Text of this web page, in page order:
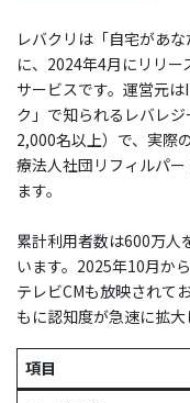
レバクリは「自宅があ
に、2024年4月にリリ
サービスです。運営元
ク」で知られるレバレ
2,000名以上）で、実際
療法人社団リフィルパ
ます。
累計利用者数は600万人
います。2025年10月か
テレビCMも放映されて
もに認知度が急速に拡大
項目